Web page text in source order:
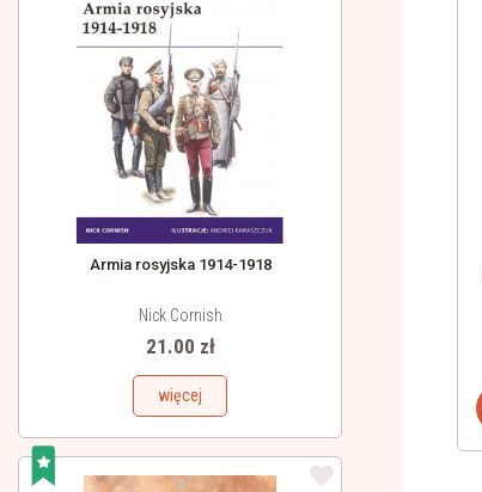
Armia rosyjska 1914-1918
Nick Cornish
21.00 zł
więcej
-40%
Hoplita grecki 480-323 przed Chr.